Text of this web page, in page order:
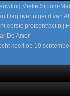
Mieke Sijbom-
Dag overtuigend van
eerste profcontract bij
De Amer
keert op 19